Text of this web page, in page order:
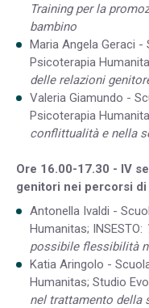
Training per la
bambino
Maria Angela Geraci -
Psicoterapia
delle relazioni
Valeria Giamundo -
Psicoterapia
conflittualità e nella
Ore 16.00-17.30 - IV
genitori nei percorsi
Antonella Ivaldi -
Humanitas; INSESTO:
possibile flessibilità
Katia Aringolo -
Humanitas; Studio
nel trattamento della